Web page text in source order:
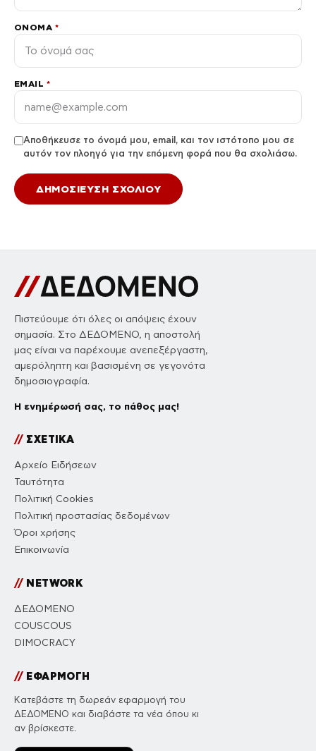
ΌΝΟΜΑ *
EMAIL *
Αποθήκευσε το όνομά μου, email, και τον ιστότοπο μου σε
αυτόν τον πλοηγό για την επόμενη φορά που θα σχολιάσω.
Πιστεύουμε ότι όλες οι απόψεις έχουν
σημασία. Στο ΔΕΔΟΜΕΝΟ, η αποστολή
μας είναι να παρέχουμε ανεπεξέργαστη,
αμερόληπτη και βασισμένη σε γεγονότα
δημοσιογραφία.
Η ενημέρωσή σας, το πάθος μας!
//ΣΧΕΤΙΚΑ
Αρχείο Ειδήσεων
Ταυτότητα
Πολιτική Cookies
Πολιτική προστασίας δεδομένων
Όροι χρήσης
Επικοινωνία
//NETWORK
ΔΕΔΟΜΕΝΟ
COUSCOUS
DIMOCRACY
//ΕΦΑΡΜΟΓΗ
Κατεβάστε τη δωρεάν εφαρμογή του
ΔΕΔΟΜΕΝΟ και διαβάστε τα νέα όπου κι
αν βρίσκεστε.